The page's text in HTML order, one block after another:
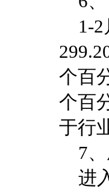
1-2
个百
个百
于行
7、
进